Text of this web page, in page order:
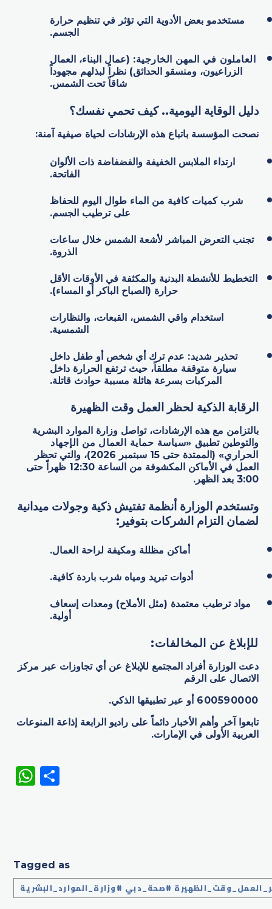
مستخدمو بعض الأدوية التي تؤثر في تنظيم حرارة
الجسم.
العاملون في المهن الخارجية: (عمال البناء، العمال
الزراعيون، ومنسقو الحدائق) نظراً لبذلهم مجهوداً
شاقاً تحت الشمس.
دليل الوقاية اليومية.. كيف تحمي نفسك؟
نصحت المؤسسة باتباع هذه الإرشادات لحياة صيفية آمنة:
ارتداء الملابس الخفيفة والفضفاضة ذات الألوان
الفاتحة.
شرب كميات كافية من الماء طوال اليوم للحفاظ
على ترطيب الجسم.
تجنب التعرض المباشر لأشعة الشمس خلال ساعات
الذروة.
التخطيط للأنشطة البدنية والمكثفة في الأوقات الأقل
حرارة (الصباح الباكر أو المساء).
استخدام واقي الشمس، القبعات، والنظارات
الشمسية.
تحذير شديد: عدم ترك أي شخص أو طفل داخل
سيارة متوقفة مطلقاً، حيث ترتفع الحرارة داخل
المركبات بسرعة هائلة مسببة حوادث قاتلة.
الرقابة الذكية لحظر العمل وقت الظهيرة
بالتزامن مع هذه الإرشادات، تواصل وزارة الموارد البشرية
والتوطين تطبيق «سياسة حماية العمال من الإجهاد
الحراري»
(الممتدة حتى 15 سبتمبر 2026)، والتي تحظر
العمل في الأماكن المكشوفة من الساعة 12:30 ظهراً حتى
3:00 بعد الظهر.
وتستخدم الوزارة أنظمة تفتيش ذكية وجولات ميدانية
لضمان التزام الشركات بتوفير:
أماكن مظللة ومكيفة لراحة العمال.
أدوات تبريد ومياه شرب باردة كافية.
مواد ترطيب معتمدة (مثل الأملاح) ومعدات إسعاف
أولية.
للإبلاغ عن المخالفات:
دعت الوزارة أفراد المجتمع للإبلاغ عن أي تجاوزات عبر مركز
الاتصال على الرقم
600590000 أو عبر تطبيقها الذكي.
تابعوا آخر وأهم الأخبار دائماً على راديو الرابعة إذاعة المنوعات
العربية الأولى في الإمارات.
WhatsApp
Tagged as
#صحة_دبي #وزارة_الموارد_البشرية